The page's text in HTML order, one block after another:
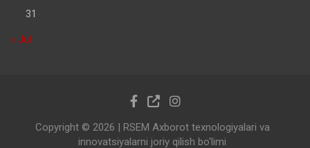
31
« Jul
Copyright © 2026
| RSEM Axborot texnologiyalari va
innovatsiyalarni joriy qilish bo'limi